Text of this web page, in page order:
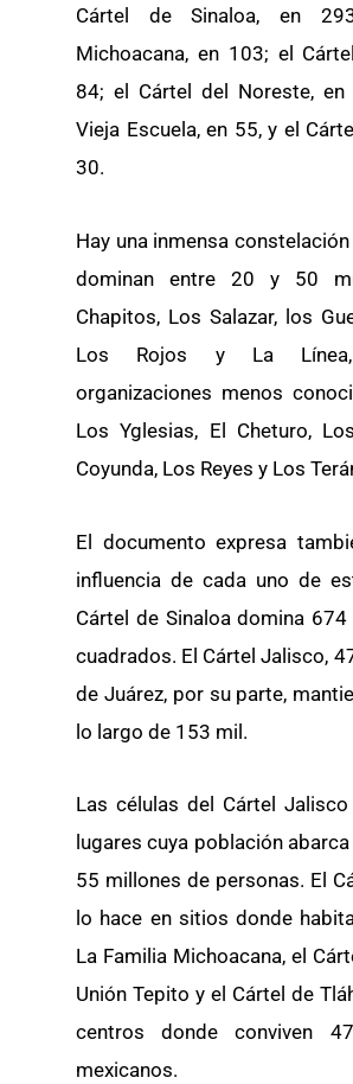
Cártel de Sinaloa, en
Michoacana, en 103; el
84; el Cártel del Noreste,
Vieja Escuela, en 55, y el
30.
Hay una inmensa
dominan entre 20 y 50
Chapitos, Los Salazar, los
Los Rojos y La
organizaciones menos
Los Yglesias, El Cheturo,
Coyunda, Los Reyes y Los
El documento expresa
influencia de cada uno de
Cártel de Sinaloa domina
cuadrados. El Cártel Jalisco,
de Juárez, por su parte,
lo largo de 153 mil.
Las células del Cártel
lugares cuya población
55 millones de personas. El
lo hace en sitios donde
La Familia Michoacana, el
Unión Tepito y el Cártel de
centros donde conviven
mexicanos.